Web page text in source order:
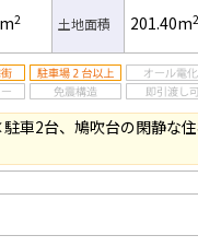
2 土地面積 201.40m2
車2台、鳩吹台の閑静な